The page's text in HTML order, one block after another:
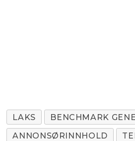
LAKS BENCHMARK
ANNONSØRINNHOLD